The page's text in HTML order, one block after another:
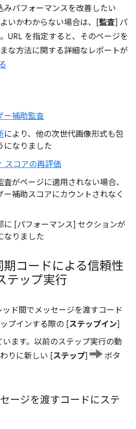
みパフォーマンスを改善したい
いかわからない場合は、[監査] パ
URL を指定すると、そのページを
な方法に関する詳細なレポートが
ー補助監査
により、他の次世代画像形式も包
になりました
スコアの再評価
がページに適用されない場合、
ー補助スコアにカウントされなく
に [パフォーマンス] セクションが
なりました
コードによる信頼性
テップ実行
ド間でメッセージを渡すコード
プインする際の [ステップイン]
ます。以前のステップ実行の動
りに新しい [ステップ]
ボタ
ージを渡すコードにステ